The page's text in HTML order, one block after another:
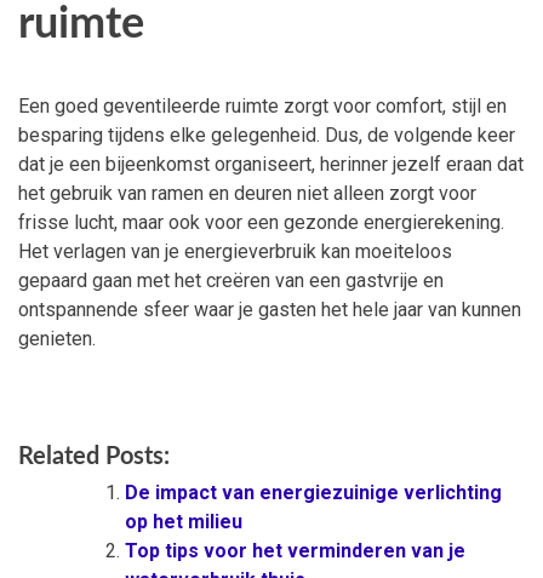
ruimte
Een goed geventileerde ruimte zorgt voor comfort, stijl en
besparing tijdens elke gelegenheid. Dus, de volgende keer
dat je een bijeenkomst organiseert, herinner jezelf eraan dat
het gebruik van ramen en deuren niet alleen zorgt voor
frisse lucht, maar ook voor een gezonde energierekening.
Het verlagen van je energieverbruik kan moeiteloos
gepaard gaan met het creëren van een gastvrije en
ontspannende sfeer waar je gasten het hele jaar van kunnen
genieten.
Related Posts:
De impact van energiezuinige verlichting
op het milieu
Top tips voor het verminderen van je